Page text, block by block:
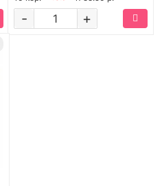
+
-